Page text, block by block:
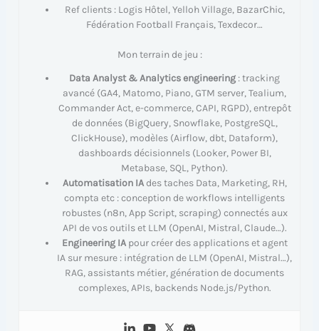
Ref clients : Logis Hôtel, Yelloh Village, BazarChic,
Fédération Football Français, Texdecor…
Mon terrain de jeu :
Data Analyst & Analytics engineering : tracking
avancé (GA4, Matomo, Piano, GTM server, Tealium,
Commander Act, e-commerce, CAPI, RGPD), entrepôt
de données (BigQuery, Snowflake, PostgreSQL,
ClickHouse), modèles (Airflow, dbt, Dataform),
dashboards décisionnels (Looker, Power BI,
Metabase, SQL, Python).
Automatisation IAdes taches Data, Marketing, RH,
compta etc : conception de workflows intelligents
robustes (n8n, App Script, scraping) connectés aux
API de vos outils et LLM (OpenAI, Mistral, Claude…).
Engineering IApour créer des applications et agent
IA sur mesure : intégration de LLM (OpenAI, Mistral…),
RAG, assistants métier, génération de documents
complexes, APIs, backends Node.js/Python.